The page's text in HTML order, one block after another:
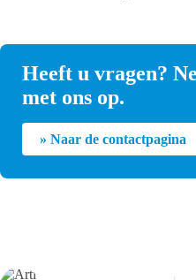
Heeft u vragen?
met ons op.
» Naar de contactpagina